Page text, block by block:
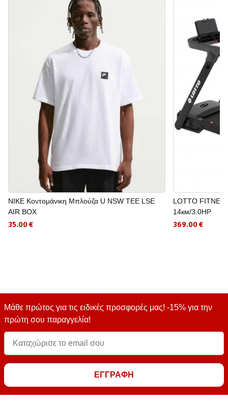
NIKE Κοντομάνικη Μπλούζα U NSW TEE LSE
AIR BOX
35.00 €
LOTTO
14км/3.0HP
369.00 €
Μάθε πρώτος για τις ειδικές προσφορές μας! -15% για την
πρώτη σου παραγγελία!
ΕΓΓΡΑΦΗ